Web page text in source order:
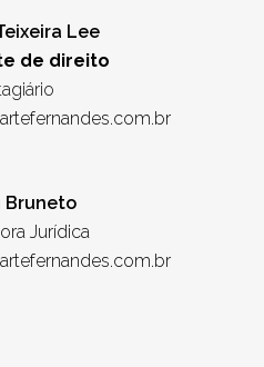
Lee
de direito
Bruneto
Jurídica